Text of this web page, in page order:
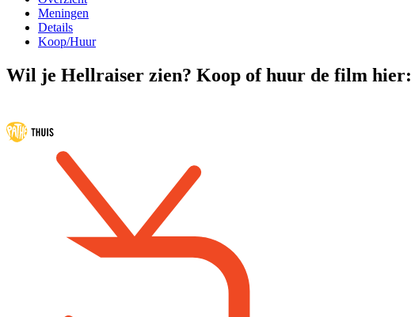
Meningen
Details
Koop/Huur
Wil je Hellraiser zien? Koop of huur de film hier: